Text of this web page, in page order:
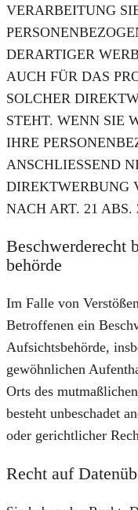
VERARBEITUNG
DERARTIGER
AUCH FÜR DAS
SOLCHER
STEHT. WENN SIE
IHRE
ANSCHLIESSEND
DIREKTWERBUNG
NACH ART. 21 ABS.
Beschwerde­recht
behörde
Im Falle von
Betroffenen ein
Aufsichtsbehörde,
gewöhnlichen
Orts des
besteht unbeschadet
oder gerichtlicher
Recht auf